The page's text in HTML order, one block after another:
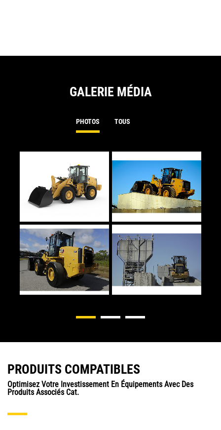
GALERIE MÉDIA
PHOTOS TOUS
PRODUITS COMPATIBLES
Optimisez Votre Investissement En Équipements Avec Des
Produits Associés Cat.